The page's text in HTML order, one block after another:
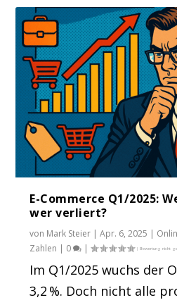
Recap: Bund Länder-
Binnenhandel
E-Commerce Q1/2025:
wer verliert?
von Mark Steier |Apr. 6, 2025 |
Zahlen | 0 |
Im Q1/2025 wuchs der
3,2 %. Doch nicht alle